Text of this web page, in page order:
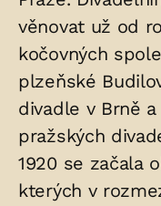
věnovat už od
kočovných
plzeňské
divadle v Brně
pražských
1920 se začala
kterých v